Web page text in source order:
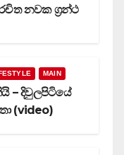
නවක ග්‍රන්ථ
MAIN
– දිවුලපිටියේ
(video)